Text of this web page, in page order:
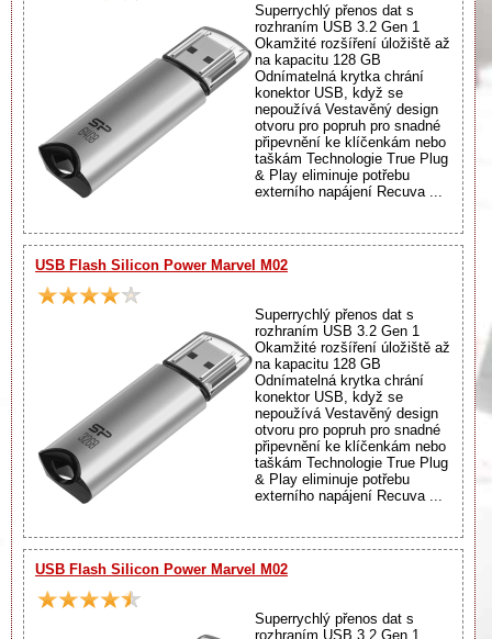
Superrychlý přenos dat s
rozhraním USB 3.2 Gen 1
Okamžité rozšíření úložiště až
na kapacitu 128 GB
Odnímatelná krytka chrání
konektor USB, když se
nepoužívá Vestavěný design
otvoru pro popruh pro snadné
připevnění ke klíčenkám nebo
taškám Technologie True Plug
& Play eliminuje potřebu
externího napájení Recuva ...
USB Flash Silicon Power Marvel M02
Superrychlý přenos dat s
rozhraním USB 3.2 Gen 1
Okamžité rozšíření úložiště až
na kapacitu 128 GB
Odnímatelná krytka chrání
konektor USB, když se
nepoužívá Vestavěný design
otvoru pro popruh pro snadné
připevnění ke klíčenkám nebo
taškám Technologie True Plug
& Play eliminuje potřebu
externího napájení Recuva ...
USB Flash Silicon Power Marvel M02
Superrychlý přenos dat s
rozhraním USB 3.2 Gen 1